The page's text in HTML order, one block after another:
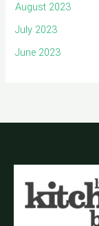
August 2023
July 2023
June 2023